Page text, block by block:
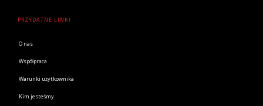
PRZYDATNE LINKI
O nas
Współpraca
Warunki użytkownika
Kim jesteśmy